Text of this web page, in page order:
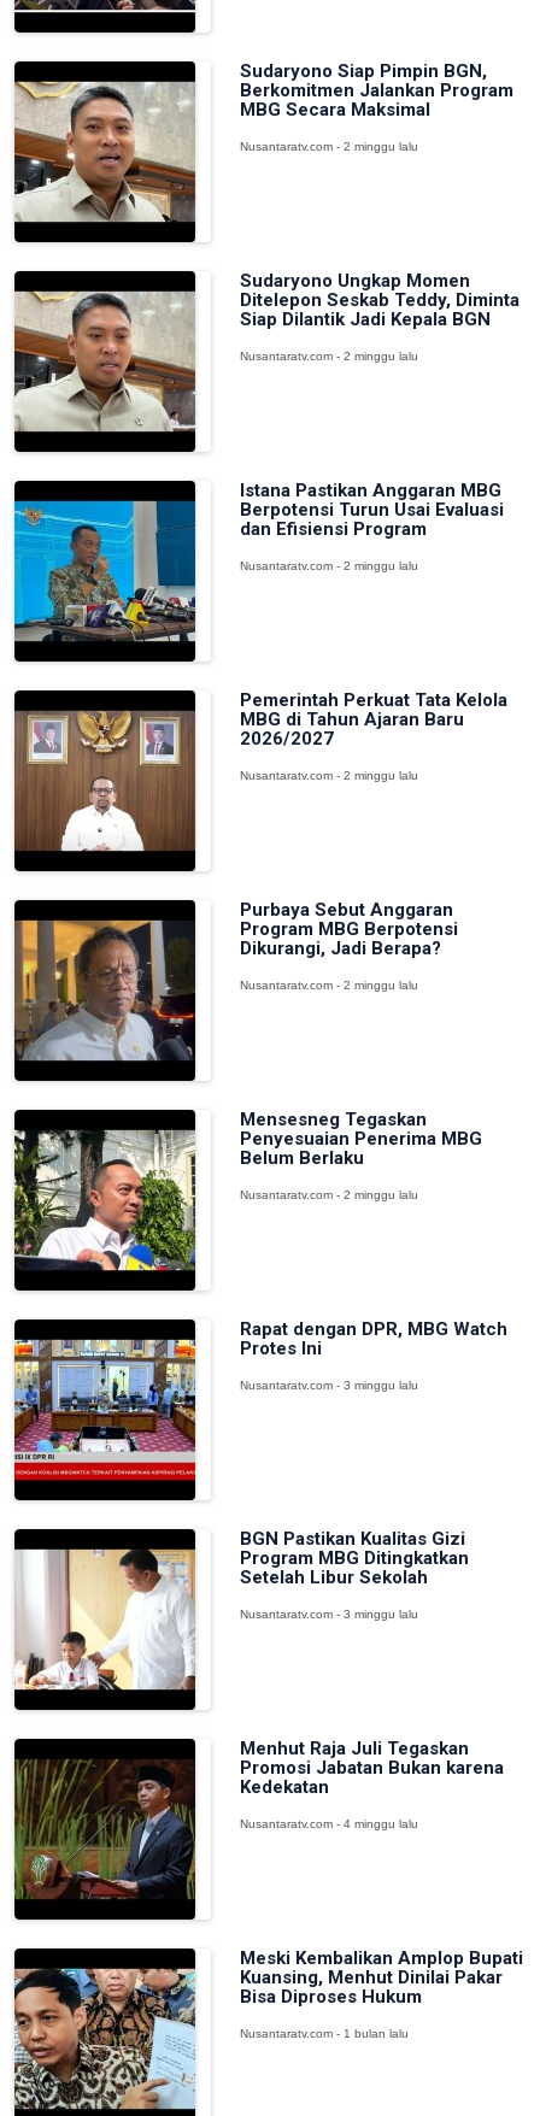
Sudaryono Siap Pimpin BGN,
Berkomitmen Jalankan Program
MBG Secara Maksimal
Nusantaratv.com - 2 minggu lalu
Sudaryono Ungkap Momen
Ditelepon Seskab Teddy, Diminta
Siap Dilantik Jadi Kepala BGN
Nusantaratv.com - 2 minggu lalu
Istana Pastikan Anggaran MBG
Berpotensi Turun Usai Evaluasi
dan Efisiensi Program
Nusantaratv.com - 2 minggu lalu
Pemerintah Perkuat Tata Kelola
MBG di Tahun Ajaran Baru
2026/2027
Nusantaratv.com - 2 minggu lalu
Purbaya Sebut Anggaran
Program MBG Berpotensi
Dikurangi, Jadi Berapa?
Nusantaratv.com - 2 minggu lalu
Mensesneg Tegaskan
Penyesuaian Penerima MBG
Belum Berlaku
Nusantaratv.com - 2 minggu lalu
Rapat dengan DPR, MBG Watch
Protes Ini
Nusantaratv.com - 3 minggu lalu
BGN Pastikan Kualitas Gizi
Program MBG Ditingkatkan
Setelah Libur Sekolah
Nusantaratv.com - 3 minggu lalu
Menhut Raja Juli Tegaskan
Promosi Jabatan Bukan karena
Kedekatan
Nusantaratv.com - 4 minggu lalu
Meski Kembalikan Amplop Bupati
Kuansing, Menhut Dinilai Pakar
Bisa Diproses Hukum
Nusantaratv.com - 1 bulan lalu